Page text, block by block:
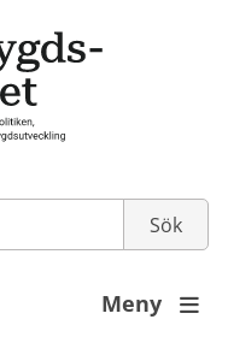
Meny 